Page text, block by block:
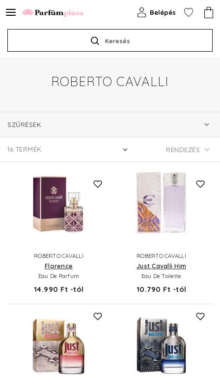
Keresés
Belépés
ROBERTO CAVALLI
SZŰRÉSEK
16 TERMÉK
ROBERTO CAVALLI
Florence
Eau De Parfum
14.990 Ft -tól
ROBERTO CAVALLI
Just Cavalli Him
Eau De Toilette
10.790 Ft -tól